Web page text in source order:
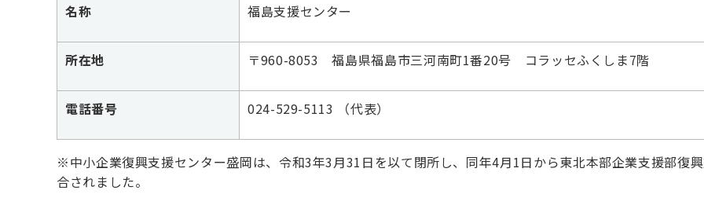
名称 福島支援センター
所在地 〒960-8053 福島県福島市三河南町1番20号 コラッセふくしま7階
電話番号 024-529-5113 （代表）
※中小企業復興支援センター盛岡は、令和3年3月31日を以て閉所し、同年4月1日から東北本部企業支援部復
合されました。